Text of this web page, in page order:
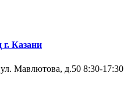
Казани
Мавлютова, д.50 8:30-17:30